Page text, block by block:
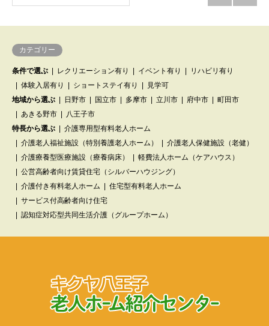
カテゴリー
条件で選ぶ レクリエーション有り イベント有り
リハビリ有り
体験入居有り
ショートステイ有り
見学可
地域から選ぶ
日野市 国立市 多摩市 立川市 府中市
町田市
あきる野市
八王子市
特長から選ぶ
介護専用型有料老人ホーム
介護老人福祉施設（特別養護老人ホーム）
介護老人保健施設（老健）
介護療養型医療施設（療養病床）
軽費法人ホーム（ケアハウス）
公営高齢者向け賃貸住宅（シルバーハウジング）
介護付き有料老人ホーム
住宅型有料老人ホーム
サービス付高齢者向け住宅
認知症対応型共同生活介護（グループホーム）